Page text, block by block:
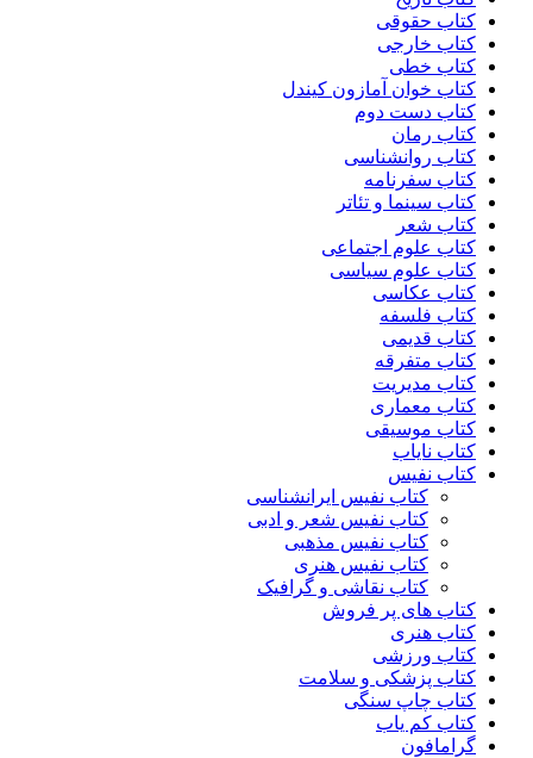
کتاب حقوقی
کتاب خارجی
کتاب خطی
کتاب خوان آمازون کیندل
کتاب دست دوم
کتاب رمان
کتاب روانشناسی
کتاب سفرنامه
کتاب سینما و تئاتر
کتاب شعر
کتاب علوم اجتماعی
کتاب علوم سیاسی
کتاب عکاسی
کتاب فلسفه
کتاب قدیمی
کتاب متفرقه
کتاب مدیریت
کتاب معماری
کتاب موسیقی
کتاب نایاب
کتاب نفیس
کتاب نفیس ایرانشناسی
کتاب نفیس شعر و ادبی
کتاب نفیس مذهبی
کتاب نفیس هنری
کتاب نقاشی و گرافیک
کتاب های پر فروش
کتاب هنری
کتاب ورزشی
کتاب پزشکی و سلامت
کتاب چاپ سنگی
کتاب کم یاب
گرامافون